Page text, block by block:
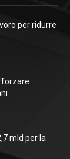
per ridurre
mld per la